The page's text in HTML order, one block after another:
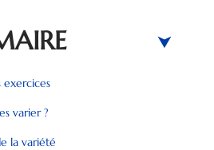
exercices
varier ?
la variété